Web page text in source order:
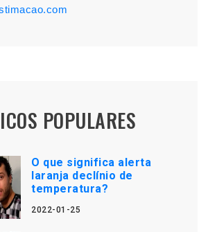
POPULARES
O que significa alerta
laranja declínio de
temperatura?
2022-01-25